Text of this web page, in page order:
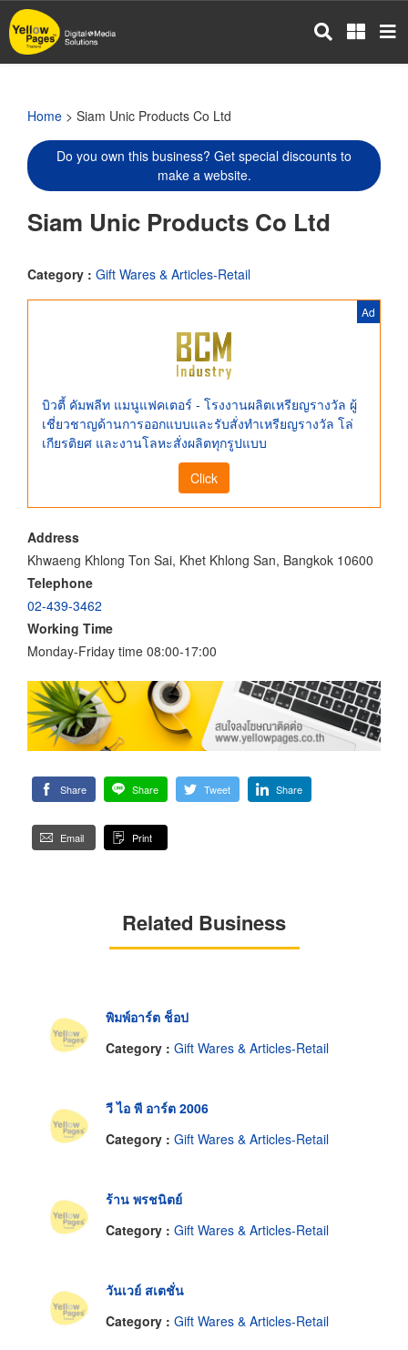
Skip
to
main
Home > Siam Unic Products Co Ltd
Do you own this business? Get special discounts to
make a website.
Siam Unic Products Co Ltd
Category : Gift Wares & Articles-Retail
Ad
บิวตี้ คัมพลีท แมนูแฟคเตอร์ - โรงงานผลิตเหรียญรางวัล ผู้
เชี่ยวชาญด้านการออกแบบและรับสั่งทำเหรียญรางวัล โล่
เกียรติยศ และงานโลหะสั่งผลิตทุกรูปแบบ
Click
Address
Khwaeng Khlong Ton Sai, Khet Khlong San, Bangkok 10600
Telephone
02-439-3462
Working Time
Monday-Friday time 08:00-17:00
Share Share Tweet Share
Email Print
Related Business
พิมพ์อาร์ต ช็อป
Category : Gift Wares & Articles-Retail
วี ไอ พี อาร์ต 2006
Category : Gift Wares & Articles-Retail
ร้าน พรชนิตย์
Category : Gift Wares & Articles-Retail
วันเวย์ สเตชั่น
Category : Gift Wares & Articles-Retail